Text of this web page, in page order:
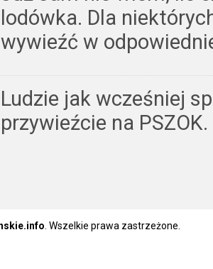
lodówka. Dla
wywieźć w
Ludzie jak wcześniej
przywieźcie na PSZOK.
. Wszelkie prawa zastrzeżone.